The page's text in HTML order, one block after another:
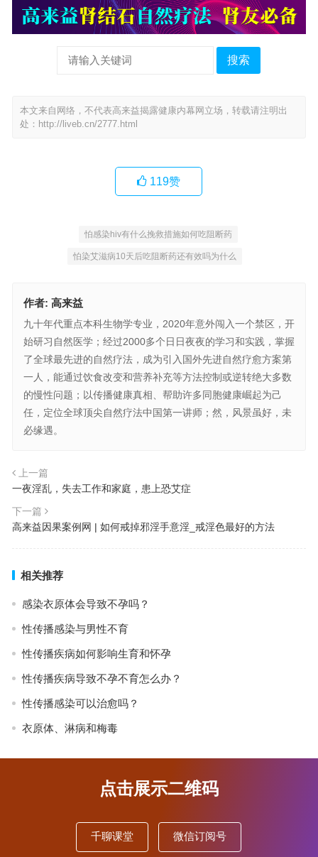
搜索
本文来自网络，不代表高来益揭露健康内幕网立场，转载请注明出
处： http://liveb.cn/2777.html
119赞
怕感染hiv有什么挽救措施如何吃阻断药
怕染艾滋病10天后吃阻断药还有效吗为什么
作者: 高来益
九十年代重点本科生物学专业，2020年意外闯入一个禁区，开
始研习自然医学；经过2000多个日日夜夜的学习和实践，掌握
了全球最先进的自然疗法，成为引入国外先进自然疗愈方案第
一人，能通过饮食改变和营养补充等方法控制或逆转绝大多数
的慢性问题；以传播健康真相、帮助许多同胞健康崛起为己
任，定位全球顶尖自然疗法中国第一讲师；然，风景虽好，未
必缘遇。
上一篇
一夜淫乱，失去工作和家庭，患上恐艾症
下一篇
高来益因果案例网 | 如何戒掉邪淫手意淫_戒淫色最好的方法
相关推荐
感染衣原体会导致不孕吗？
性传播感染与男性不育
性传播疾病如何影响生育和怀孕
性传播疾病导致不孕不育怎么办？
性传播感染可以治愈吗？
衣原体、淋病和梅毒
点击展示二维码
千聊课堂 微信订阅号